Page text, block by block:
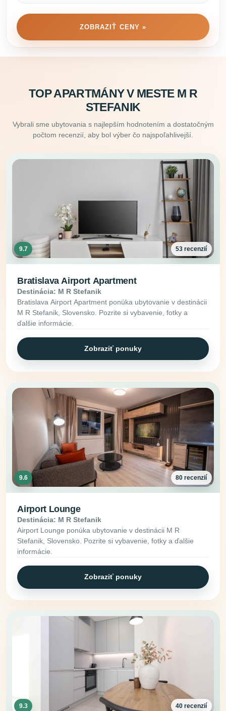
ZOBRAZIŤ CENY »
TOP APARTMÁNY V MESTE M R
STEFANIK
Vybrali sme ubytovania s najlepším hodnotením a dostatočným
počtom recenzií, aby bol výber čo najspoľahlivejší.
9.7 53 recenzií
Bratislava Airport Apartment
Destinácia: M R Stefanik
Bratislava Airport Apartment ponúka ubytovanie v destinácii
M R Stefanik, Slovensko. Pozrite si vybavenie, fotky a
ďalšie informácie.
Zobraziť ponuky
9.6 80 recenzií
Airport Lounge
Destinácia: M R Stefanik
Airport Lounge ponúka ubytovanie v destinácii M R
Stefanik, Slovensko. Pozrite si vybavenie, fotky a ďalšie
informácie.
Zobraziť ponuky
9.3 40 recenzií